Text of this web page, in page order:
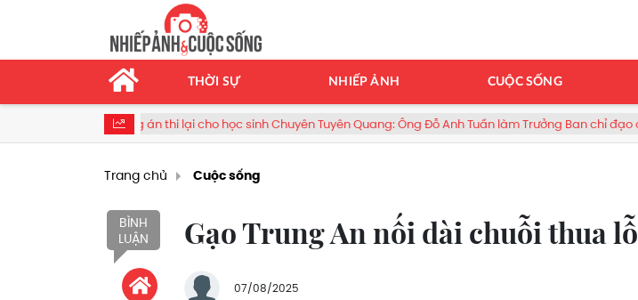
THỜI SỰ NHIẾP ẢNH CUỘC SỐNG
Phương án thi lại cho học sinh Chuyên Tuyên Quang: Ông Đỗ Anh Tuấn làm Trưởng Ban chỉ đạo cấp tỉnh
Trang chủ Cuộc sống
BÌNH
LUẬN
Gạo Trung An nối dài chuỗi thua lỗ
07/08/2025